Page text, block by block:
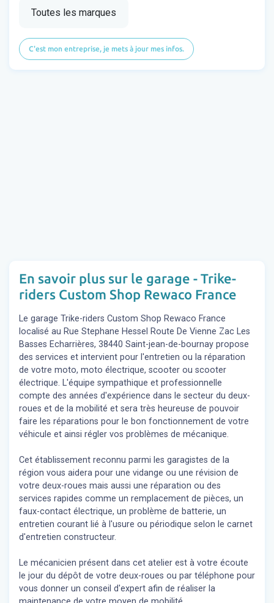
Toutes les marques
C'est mon entreprise, je mets à jour mes infos.
En savoir plus sur le garage - Trike-
riders Custom Shop Rewaco France
Le garage Trike-riders Custom Shop Rewaco France
localisé au Rue Stephane Hessel Route De Vienne Zac Les
Basses Echarrières, 38440 Saint-jean-de-bournay propose
des services et intervient pour l'entretien ou la réparation
de votre moto, moto électrique, scooter ou scooter
électrique. L'équipe sympathique et professionnelle
compte des années d'expérience dans le secteur du deux-
roues et de la mobilité et sera très heureuse de pouvoir
faire les réparations pour le bon fonctionnement de votre
véhicule et ainsi régler vos problèmes de mécanique.
Cet établissement reconnu parmi les garagistes de la
région vous aidera pour une vidange ou une révision de
votre deux-roues mais aussi une réparation ou des
services rapides comme un remplacement de pièces, un
faux-contact électrique, un problème de batterie, un
entretien courant lié à l'usure ou périodique selon le carnet
d'entretien constructeur.
Le mécanicien présent dans cet atelier est à votre écoute
le jour du dépôt de votre deux-roues ou par téléphone pour
vous donner un conseil d'expert afin de réaliser la